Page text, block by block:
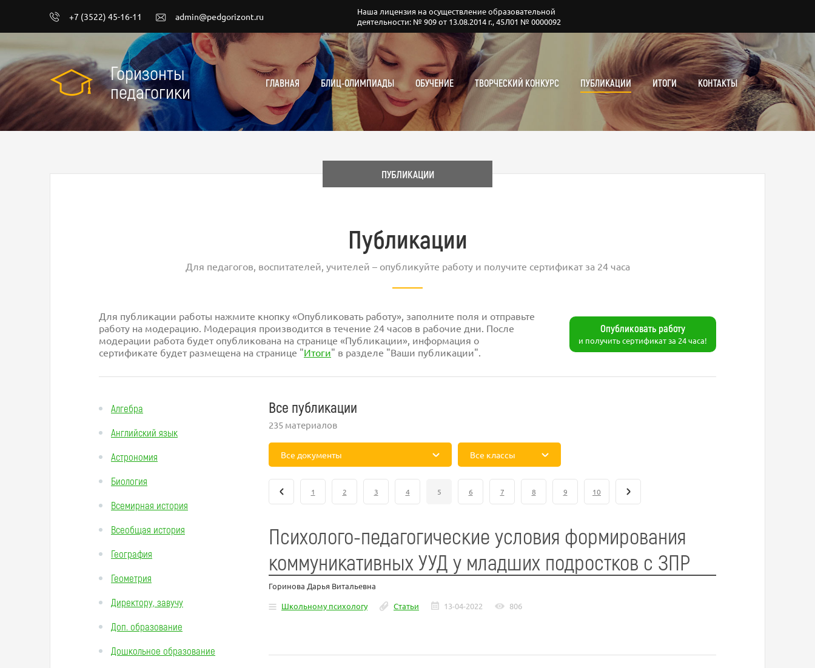
+7 (3522) 45-16-11 admin@pedgorizont.ru
Наша лицензия на осуществление образовательной
деятельности: № 909 от 13.08.2014 г., 45Л01 № 0000092
Горизонты
педагогики
ГЛАВНАЯ БЛИЦ-ОЛИМПИАДЫ ОБУЧЕНИЕ ТВОРЧЕСКИЙ КОНКУРС ПУБЛИКАЦИИ ИТОГИ КОНТАКТЫ
ПУБЛИКАЦИИ
Публикации
Для педагогов, воспитателей, учителей – опубликуйте работу и получите сертификат за 24 часа
Для публикации работы нажмите кнопку «Опубликовать работу», заполните поля и отправьте
работу на модерацию. Модерация производится в течение 24 часов в рабочие дни. После
модерации работа будет опубликована на странице «Публикации», информация о
сертификате будет размещена на странице "Итоги" в разделе "Ваши публикации".
Опубликовать работу
и получить сертификат за 24 часа!
Алгебра
Английский язык
Астрономия
Биология
Всемирная история
Всеобщая история
География
Геометрия
Директору, завучу
Доп. образование
Дошкольное образование
Все публикации
235 материалов
Все документы Все классы
1 2 3 4 5 6 7 8 9 10
Психолого-педагогические условия формирования
коммуникативных УУД у младших подростков с ЗПР
Горинова Дарья Витальевна
Школьному психологу
Статьи 13-04-2022 806